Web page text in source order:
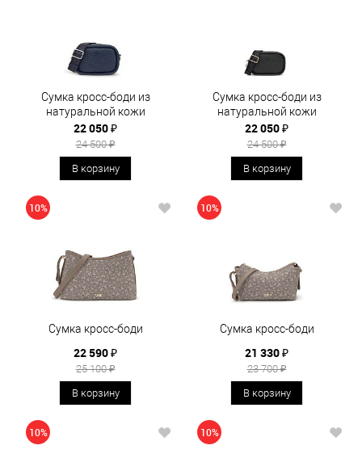
Сумка кросс-боди из
натуральной кожи
22 050 ₽
24 500 ₽
В корзину
Сумка кросс-боди из
натуральной кожи
22 050 ₽
24 500 ₽
В корзину
10%
Сумка кросс-боди
22 590 ₽
25 100 ₽
В корзину
10%
Сумка кросс-боди
21 330 ₽
23 700 ₽
В корзину
10% 10%